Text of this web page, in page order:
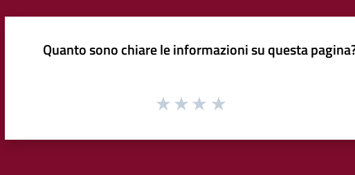
Quanto sono chiare le informazioni su questa